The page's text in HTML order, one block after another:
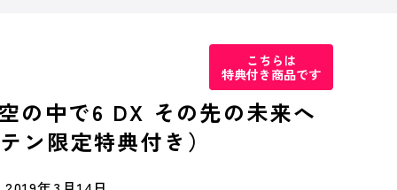
こちらは
特典付き商品です
の中で6 DX その先の未来へ
ン限定特典付き）